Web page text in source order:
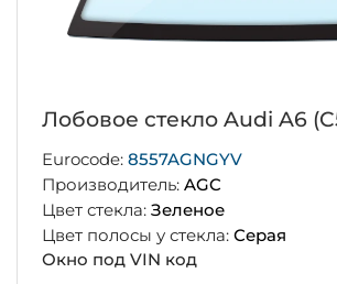
Лобовое стекло Audi A6
Eurocode:8557AGNGYV
Производитель:AGC
Цвет стекла:Зеленое
Цвет полосы у стекла:Серая
Окно под VIN код